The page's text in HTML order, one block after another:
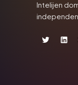
Intelijen